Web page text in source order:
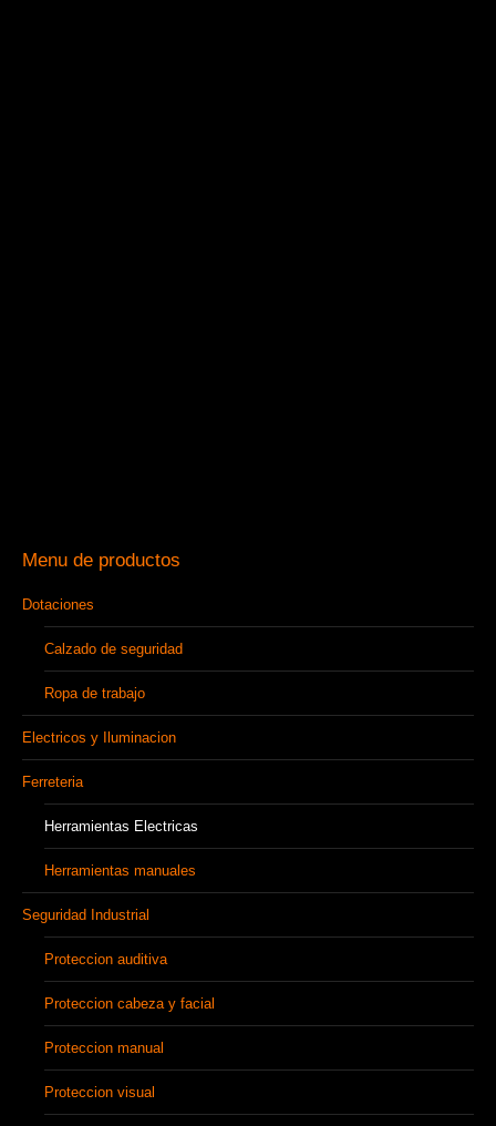
Menu de productos
Dotaciones
Calzado de seguridad
Ropa de trabajo
Electricos y Iluminacion
Ferreteria
Herramientas Electricas
Herramientas manuales
Seguridad Industrial
Proteccion auditiva
Proteccion cabeza y facial
Proteccion manual
Proteccion visual